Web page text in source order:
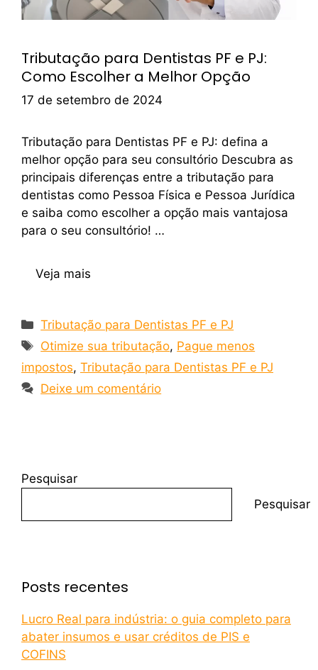
Tributação para Dentistas PF e PJ:
Como Escolher a Melhor Opção
17 de setembro de 2024
Tributação para Dentistas PF e PJ: defina a
melhor opção para seu consultório Descubra as
principais diferenças entre a tributação para
dentistas como Pessoa Física e Pessoa Jurídica
e saiba como escolher a opção mais vantajosa
para o seu consultório! …
Veja mais
Tributação para Dentistas PF e PJ
Otimize sua tributação, Pague menos
impostos, Tributação para Dentistas PF e PJ
Deixe um comentário
Pesquisar
Pesquisar
Posts recentes
Lucro Real para indústria: o guia completo para
abater insumos e usar créditos de PIS e
COFINS